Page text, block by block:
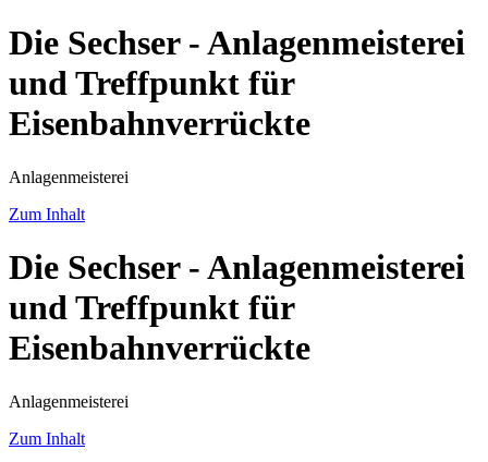
Die Sechser - Anlagenmeisterei
und Treffpunkt für
Eisenbahnverrückte
Anlagenmeisterei
Zum Inhalt
Die Sechser - Anlagenmeisterei
und Treffpunkt für
Eisenbahnverrückte
Anlagenmeisterei
Zum Inhalt